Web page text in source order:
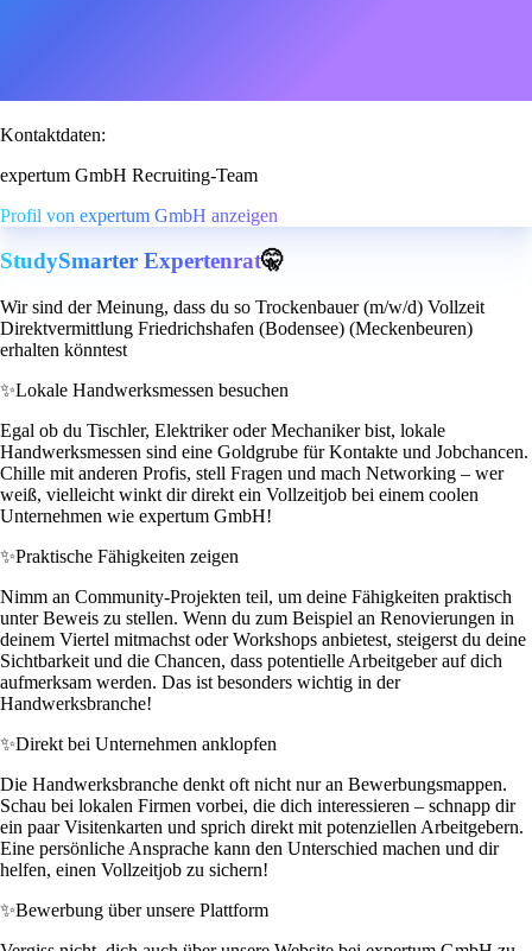
Kontaktdaten:
expertum GmbH Recruiting-Team
Profil von expertum GmbH anzeigen
StudySmarter Expertenrat🤫
Wir sind der Meinung, dass du so Trockenbauer (m/w/d) Vollzeit
Direktvermittlung Friedrichshafen (Bodensee) (Meckenbeuren)
erhalten könntest
✨Lokale Handwerksmessen besuchen
Egal ob du Tischler, Elektriker oder Mechaniker bist, lokale
Handwerksmessen sind eine Goldgrube für Kontakte und Jobchancen.
Chille mit anderen Profis, stell Fragen und mach Networking – wer
weiß, vielleicht winkt dir direkt ein Vollzeitjob bei einem coolen
Unternehmen wie expertum GmbH!
✨Praktische Fähigkeiten zeigen
Nimm an Community-Projekten teil, um deine Fähigkeiten praktisch
unter Beweis zu stellen. Wenn du zum Beispiel an Renovierungen in
deinem Viertel mitmachst oder Workshops anbietest, steigerst du deine
Sichtbarkeit und die Chancen, dass potentielle Arbeitgeber auf dich
aufmerksam werden. Das ist besonders wichtig in der
Handwerksbranche!
✨Direkt bei Unternehmen anklopfen
Die Handwerksbranche denkt oft nicht nur an Bewerbungsmappen.
Schau bei lokalen Firmen vorbei, die dich interessieren – schnapp dir
ein paar Visitenkarten und sprich direkt mit potenziellen Arbeitgebern.
Eine persönliche Ansprache kann den Unterschied machen und dir
helfen, einen Vollzeitjob zu sichern!
✨Bewerbung über unsere Plattform